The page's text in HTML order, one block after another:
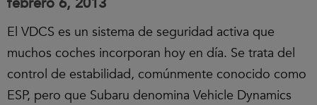
El VDCS es un sistema de seguridad activa que
muchos coches incorporan hoy en día. Se trata del
control de estabilidad, comúnmente conocido como
ESP, pero que Subaru denomina Vehicle Dynamics